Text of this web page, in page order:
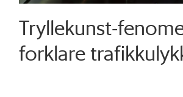
Tryllekunst-
forklare